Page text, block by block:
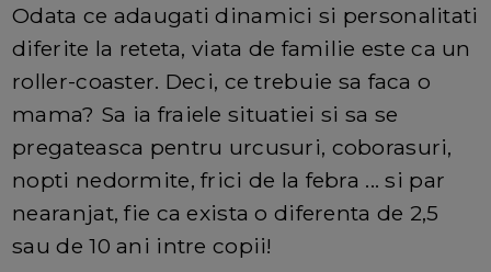
Odata ce adaugati dinamici si personalitati
diferite la reteta, viata de familie este ca un
roller-coaster. Deci, ce trebuie sa faca o
mama? Sa ia fraiele situatiei si sa se
pregateasca pentru urcusuri, coborasuri,
nopti nedormite, frici de la febra ... si par
nearanjat, fie ca exista o diferenta de 2,5
sau de 10 ani intre copii!